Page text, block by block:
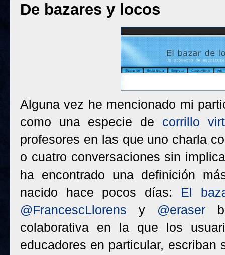
De bazares y locos
Alguna vez he mencionado mi
como una especie de corrillo
profesores en las que uno charla
o cuatro conversaciones sin
ha encontrado una definición
nacido hace pocos días: El
@FrancescLlorens y @eraser
colaborativa en la que los
educadores en particular,